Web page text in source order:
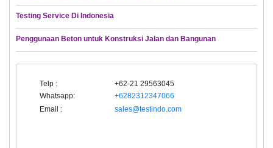
Testing Service Di Indonesia
Penggunaan Beton untuk Konstruksi Jalan dan Bangunan
Telp :
+62-21 29563045
Whatsapp:
+6282312347066
Email :
sales@testindo.com